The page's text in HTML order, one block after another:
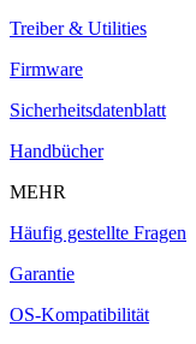
Treiber & Utilities
Firmware
Sicherheitsdatenblatt
Handbücher
MEHR
Häufig gestellte Fragen
Garantie
OS-Kompatibilität